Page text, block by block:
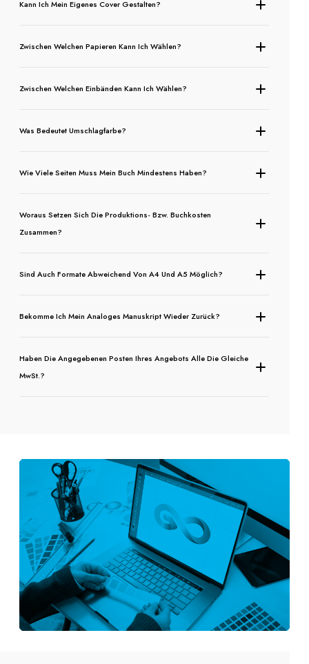
Kann Ich Mein Eigenes Cover Gestalten?
Zwischen Welchen Papieren Kann Ich Wählen?
Zwischen Welchen Einbänden Kann Ich Wählen?
Was Bedeutet Umschlagfarbe?
Wie Viele Seiten Muss Mein Buch Mindestens Haben?
Woraus Setzen Sich Die Produktions- Bzw. Buchkosten
Zusammen?
Sind Auch Formate Abweichend Von A4 Und A5 Möglich?
Bekomme Ich Mein Analoges Manuskript Wieder Zurück?
Haben Die Angegebenen Posten Ihres Angebots Alle Die Gleiche
MwSt.?